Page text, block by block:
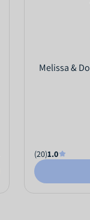
Melissa &
1.0
(20)